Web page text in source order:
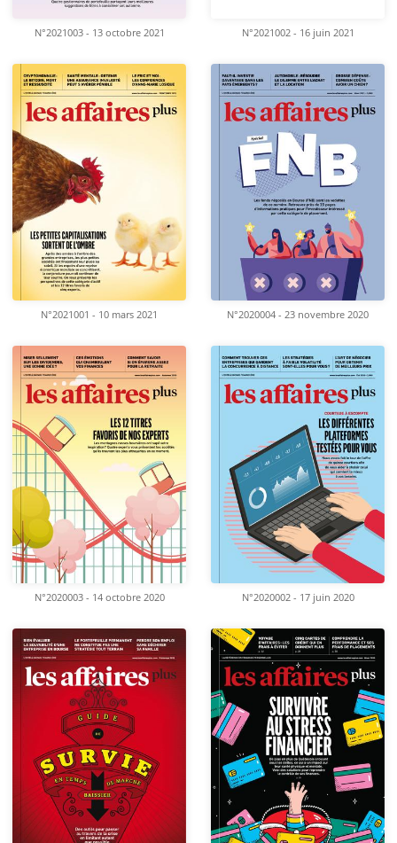
N°2021003 - 13 octobre 2021 N°2021002 - 16 juin 2021
N°2021001 - 10 mars 2021 N°2020004 - 23 novembre 2020
N°2020003 - 14 octobre 2020 N°2020002 - 17 juin 2020